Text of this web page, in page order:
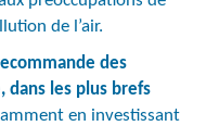
de l’air.
des
dans les plus brefs
en investissant